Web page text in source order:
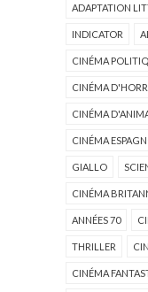
ADAPTATION
INDICATOR
CINÉMA
CINÉMA
CINÉMA
CINÉMA
GIALLO
CINÉMA
ANNÉES 70
THRILLER
CINÉMA